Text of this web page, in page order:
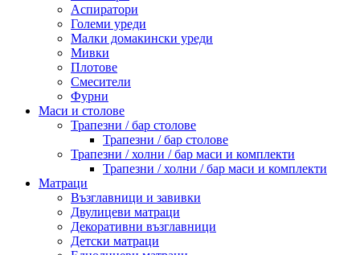
Аспиратори
Големи уреди
Малки домакински уреди
Мивки
Плотове
Смесители
Фурни
Маси и столове
Трапезни / бар столове
Трапезни / бар столове
Трапезни / холни / бар маси и комплекти
Трапезни / холни / бар маси и комплекти
Матраци
Възглавници и завивки
Двулицеви матраци
Декоративни възглавници
Детски матраци